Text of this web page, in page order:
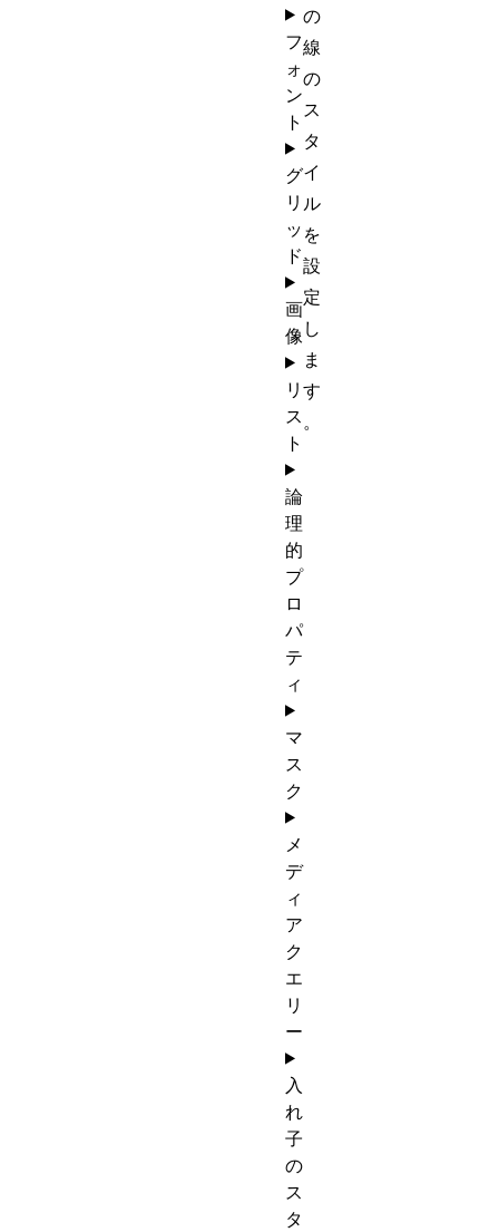
の
線
の
ス
タ
イ
ル
を
設
定
し
ま
す
。
フ
ォ
ン
ト
グ
リ
ッ
ド
画
像
リ
ス
ト
論
理
的
プ
ロ
パ
テ
ィ
マ
ス
ク
メ
デ
ィ
ア
ク
エ
リ
ー
入
れ
子
の
ス
タ